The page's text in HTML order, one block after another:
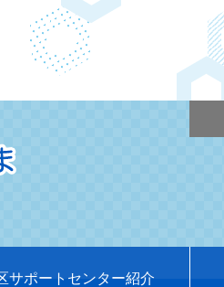
サポートセンター紹介